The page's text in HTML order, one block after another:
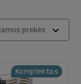
prekės
Komplektas